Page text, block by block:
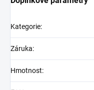
Kategorie:
Záruka:
Hmotnost: